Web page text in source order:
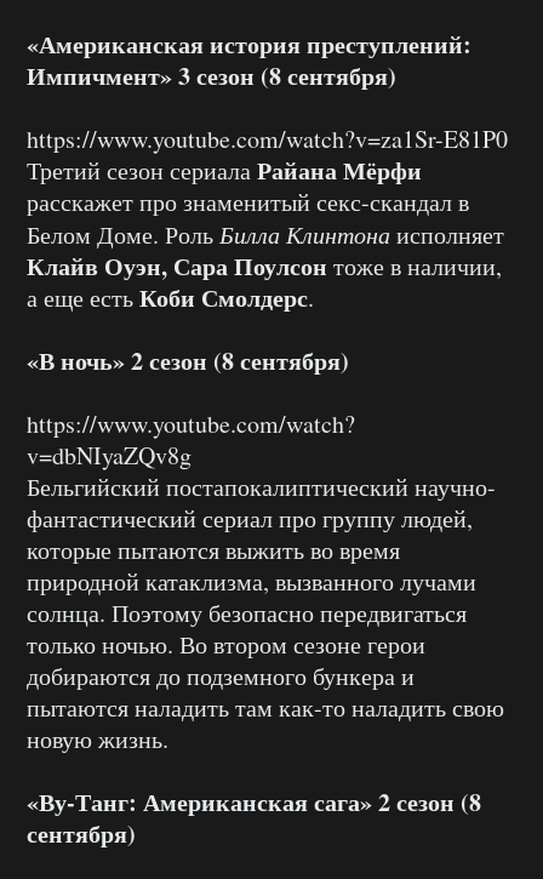
«Американская история преступлений:
Импичмент» 3 сезон (8 сентября)
https://www.youtube.com/watch?v=za1Sr-E81P0
Третий сезон сериалаРайана Мёрфи
расскажет про знаменитый секс-скандал в
Белом Доме. Роль Билла Клинтонаисполняет
Клайв Оуэн, Сара Поулсон тоже в наличии,
а еще естьКоби Смолдерс.
«В ночь» 2 сезон (8 сентября)
https://www.youtube.com/watch?
v=dbNIyaZQv8g
Бельгийский постапокалиптический научно-
фантастический сериал про группу людей,
которые пытаются выжить во время
природной катаклизма, вызванного лучами
солнца. Поэтому безопасно передвигаться
только ночью. Во втором сезоне герои
добираются до подземного бункера и
пытаются наладить там как-то наладить свою
новую жизнь.
«Ву-Танг: Американская сага» 2 сезон (8
сентября)